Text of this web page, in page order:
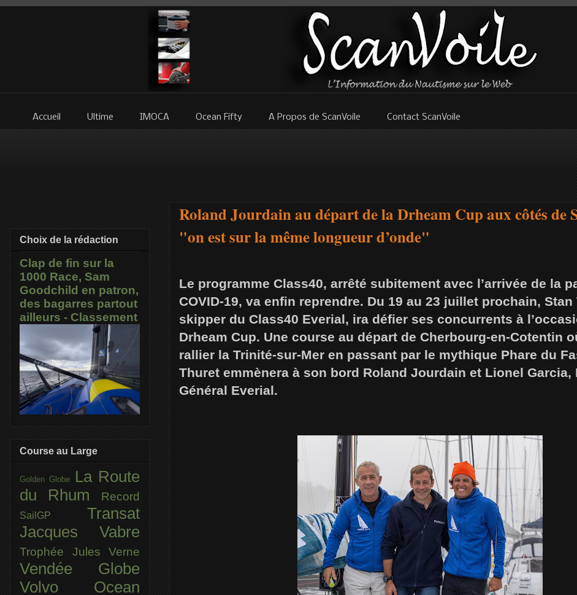
Accueil Ultime IMOCA Ocean Fifty A Propos de ScanVoile Contact ScanVoile
Roland Jourdain au départ de la Drheam Cup aux côtés de
"on est sur la même longueur d’onde"
Le programme Class40, arrêté subitement avec l’arrivée de la
COVID-19, va enfin reprendre. Du 19 au 23 juillet prochain, Stan
skipper du Class40 Everial, ira défier ses concurrents à
Drheam Cup. Une course au départ de Cherbourg-en-Cotentin
rallier la Trinité-sur-Mer en passant par le mythique Phare du
Thuret emmènera à son bord Roland Jourdain et Lionel Garcia,
Général Everial.
Choix de la rédaction
Clap de fin sur la
1000 Race, Sam
Goodchild en patron,
des bagarres partout
ailleurs - Classement
Course au Large
Golden Globe
La Route
du Rhum
Record
SailGP Transat
Jacques Vabre
Trophée Jules Verne
Vendée Globe
Volvo Ocean